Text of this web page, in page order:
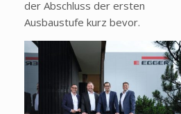
der Abschluss der ersten
Ausbaustufe kurz bevor.